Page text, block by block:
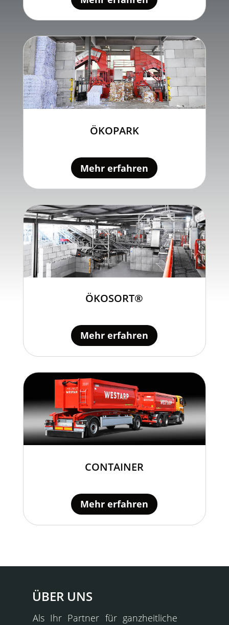
ÖKOPARK
Mehr erfahren
ÖKOSORT®
Mehr erfahren
CONTAINER
Mehr erfahren
ÜBER UNS
Als Ihr Partner für ganzheitliche